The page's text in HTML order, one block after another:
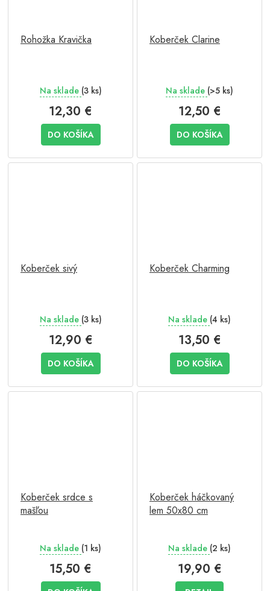
Rohožka Kravička
Na sklade (3 ks)
12,30 €
DO KOŠÍKA
Koberček Clarine
Na sklade (>5 ks)
12,50 €
DO KOŠÍKA
Koberček sivý
Na sklade (3 ks)
12,90 €
DO KOŠÍKA
Koberček Charming
Na sklade (4 ks)
13,50 €
DO KOŠÍKA
Koberček srdce s
mašľou
Na sklade (1 ks)
15,50 €
Koberček háčkovaný
lem 50x80 cm
Na sklade (2 ks)
19,90 €